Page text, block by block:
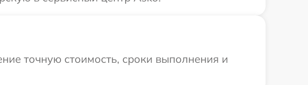
точную стоимость, сроки выполнения и